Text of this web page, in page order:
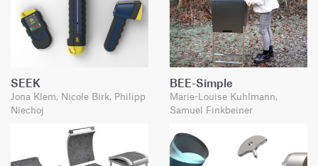
SEEK
Jona Klem, Nicole Birk, Philipp
Niechoj
BEE-Simple
Marie-Louise Kuhlmann,
Samuel Finkbeiner